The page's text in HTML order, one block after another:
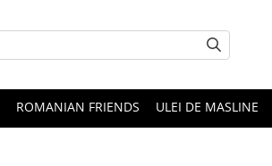
ROMANIAN FRIENDS ULEI DE MASLINE